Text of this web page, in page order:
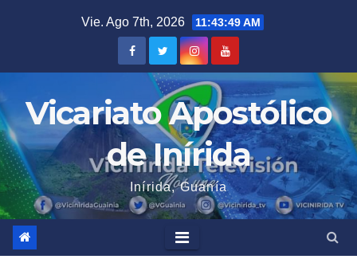
Vie. Ago 7th, 2026 11:43:49 AM
Vicariato Apostólico
de Inírida
Inírida, Guanía